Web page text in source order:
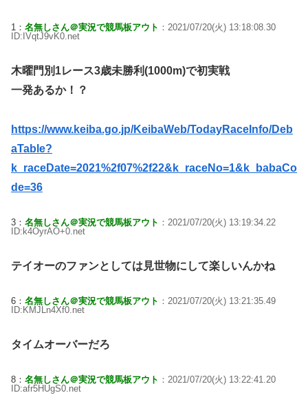
1： 名無しさん＠実況で競馬板アウト ：2021/07/20(火) 13:18:08.30
ID:IVqtJ9vK0.net
木曜門別1レース3歳未勝利(1000m)で初実戦
一発あるか！？
https://www.keiba.go.jp/KeibaWeb/TodayRaceInfo/Deb
aTable?
k_raceDate=2021%2f07%2f22&k_raceNo=1&k_babaCo
de=36
3： 名無しさん＠実況で競馬板アウト ：2021/07/20(火) 13:19:34.22
ID:k4OyrAO+0.net
テイオーのファンとしては見世物にして楽しいんかね
6： 名無しさん＠実況で競馬板アウト ：2021/07/20(火) 13:21:35.49
ID:KMJLn4Xf0.net
タイムオーバーだろ
8： 名無しさん＠実況で競馬板アウト ：2021/07/20(火) 13:22:41.20
ID:afr5HUgS0.net